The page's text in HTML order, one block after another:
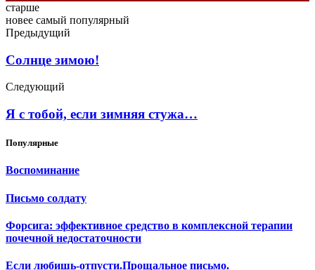
старше
новее самый популярный
Предыдущий
Солнце зимою!
Следующий
Я с тобой, если зимняя стужа…
Популярные
Воспоминание
Письмо солдату
Форсига: эффективное средство в комплексной терапии
почечной недостаточности
Если любишь-отпусти.Прощальное письмо.